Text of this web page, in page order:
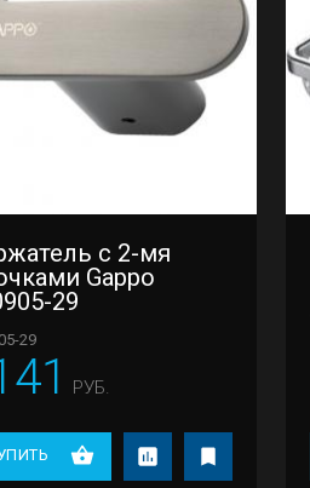
с 2-мя
Gappo
29
29
РУБ.